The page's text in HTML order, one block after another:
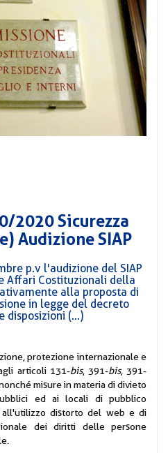
2020 Sicurezza
Audizione SIAP
p.v l'audizione del SIAP
Affari Costituzionali della
alla proposta di
in legge del decreto
(...)
protezione internazionale e
articoli 131-bis, 391-bis, 391-
misure in materia di divieto
ed ai locali di pubblico
distorto del web e di
dei diritti delle persone